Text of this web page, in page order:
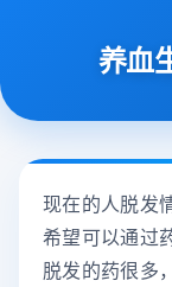
养血
现在的人脱发
希望可以通过
脱发的药很多